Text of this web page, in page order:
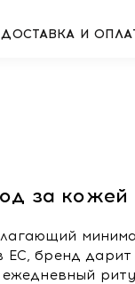
ДОСТАВКА И
за кожей
ЕС, бренд дарит